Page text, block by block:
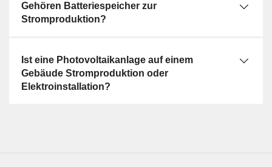
Gehören Batteriespeicher zur
Stromproduktion?
Ist eine Photovoltaikanlage auf einem
Gebäude Stromproduktion oder
Elektroinstallation?